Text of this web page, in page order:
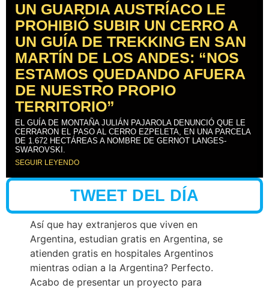
UN GUARDIA AUSTRÍACO LE
PROHIBIÓ SUBIR UN CERRO A
UN GUÍA DE TREKKING EN SAN
MARTÍN DE LOS ANDES: “NOS
ESTAMOS QUEDANDO AFUERA
DE NUESTRO PROPIO
TERRITORIO”
EL GUÍA DE MONTAÑA JULIÁN PAJAROLA DENUNCIÓ QUE LE
CERRARON EL PASO AL CERRO EZPELETA, EN UNA PARCELA
DE 1.672 HECTÁREAS A NOMBRE DE GERNOT LANGES-
SWAROVSKI.
SEGUIR LEYENDO
TWEET DEL DÍA
Así que hay extranjeros que viven en
Argentina, estudian gratis en Argentina, se
atienden gratis en hospitales Argentinos
mientras odian a la Argentina? Perfecto.
Acabo de presentar un proyecto para